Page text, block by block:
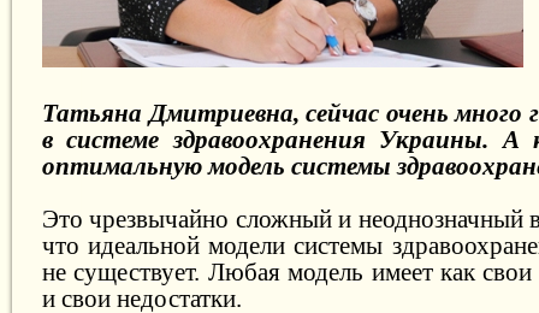
Татьяна Дмитриевна, сейчас очень много
в системе здравоохранения Украины.
оптимальную модель системы
Это чрезвычайно сложный и неоднозначный
что идеальной модели системы
не существует. Любая модель имеет как
и свои недостатки.